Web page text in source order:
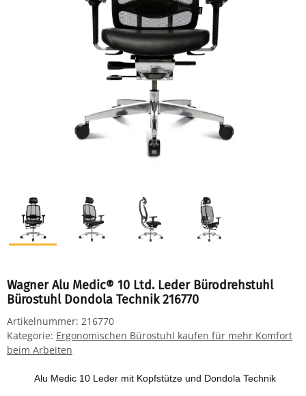
Wagner Alu Medic® 10 Ltd. Leder Bürodrehstuhl
Bürostuhl Dondola Technik 216770
Artikelnummer: 216770
Kategorie: Ergonomischen Bürostuhl kaufen für mehr Komfort
beim Arbeiten
Alu Medic 10 Leder mit Kopfstütze und Dondola Technik